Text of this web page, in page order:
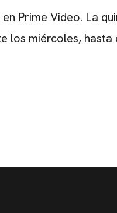
Prime Video. La
los miércoles,